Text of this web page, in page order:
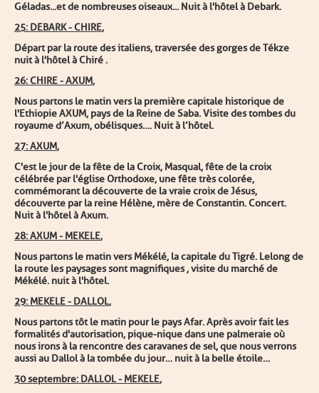
Géladas...et de nombreuses oiseaux... Nuit à l'hôtel à Debark.
25: DEBARK - CHIRE,
Départ par la route des italiens, traversée des gorges de Tékze
nuit à l'hôtel à Chiré .
26: CHIRE - AXUM,
Nous partons le matin vers la première capitale historique de
l'Ethiopie AXUM, pays de la Reine de Saba. Visite des tombes du
royaume d’Axum, obélisques…. Nuit à l’hôtel.
27: AXUM,
C'est le jour de la fête de la Croix, Masqual, fête de la croix
célébrée par l'église Orthodoxe, une fête très colorée,
commémorant la découverte de la vraie croix de Jésus,
découverte par la reine Hélène, mère de Constantin. Concert.
Nuit à l'hôtel à Axum.
28: AXUM - MEKELE,
Nous partons le matin vers Mékélé, la capitale du Tigré. Lelong de
la route les paysages sont magnifiques , visite du marchéde
Mékélé. nuit à l'hôtel.
29: MEKELE - DALLOL,
Nous partons tôt le matin pour le pays Afar. Après avoir fait les
formalités d'autorisation, pique-nique dans une palmeraie où
nous irons à la rencontre des caravanes de sel, que nous verrons
aussi au Dallol à la tombée du jour… nuit à la belle étoile…
30septembre: DALLOL - MEKELE,